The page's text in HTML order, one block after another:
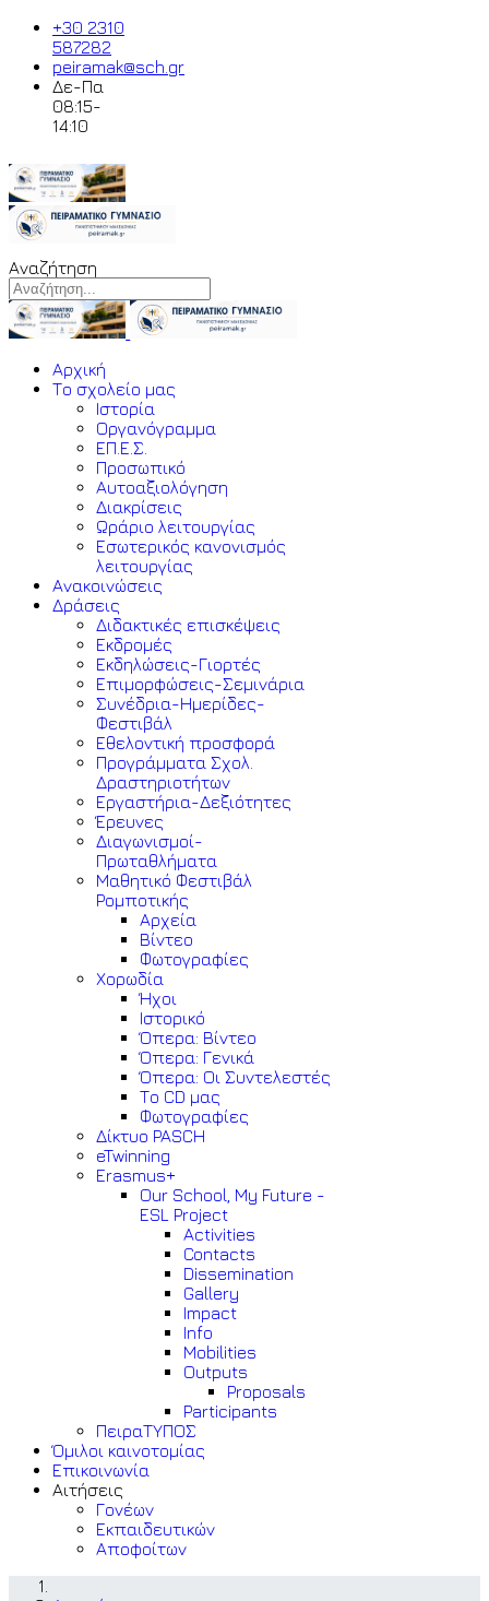
+30 2310
587282
peiramak@sch.gr
Δε-Πα
08:15-
14:10
Αναζήτηση
Αρχική
Το σχολείο μας
Ιστορία
Οργανόγραμμα
ΕΠ.Ε.Σ.
Προσωπικό
Αυτοαξιολόγηση
Διακρίσεις
Ωράριο λειτουργίας
Εσωτερικός κανονισμός
λειτουργίας
Ανακοινώσεις
Δράσεις
Διδακτικές επισκέψεις
Εκδρομές
Εκδηλώσεις-Γιορτές
Επιμορφώσεις-Σεμινάρια
Συνέδρια-Ημερίδες-
Φεστιβάλ
Εθελοντική προσφορά
Προγράμματα Σχολ.
Δραστηριοτήτων
Εργαστήρια-Δεξιότητες
Έρευνες
Διαγωνισμοί-
Πρωταθλήματα
Μαθητικό Φεστιβάλ
Ρομποτικής
Αρχεία
Βίντεο
Φωτογραφίες
Χορωδία
Ήχοι
Ιστορικό
Όπερα: Βίντεο
Όπερα: Γενικά
Όπερα: Οι Συντελεστές
Το CD μας
Φωτογραφίες
Δίκτυο PASCH
eTwinning
Erasmus+
Our School, My Future -
ESL Project
Activities
Contacts
Dissemination
Gallery
Impact
Info
Mobilities
Outputs
Proposals
Participants
ΠειραΤΥΠΟΣ
Όμιλοι καινοτομίας
Επικοινωνία
Αιτήσεις
Γονέων
Εκπαιδευτικών
Αποφοίτων